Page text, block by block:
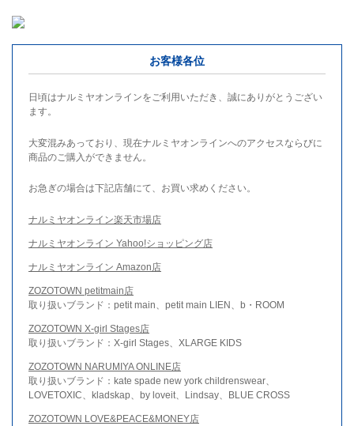
お客様各位
日頃はナルミヤオンラインをご利用いただき、誠にありがとうござい
ます。
大変混みあっており、現在ナルミヤオンラインへのアクセスならびに
商品のご購入ができません。
お急ぎの場合は下記店舗にて、お買い求めください。
ナルミヤオンライン楽天市場店
ナルミヤオンライン Yahoo!ショッピング店
ナルミヤオンライン Amazon店
ZOZOTOWN petitmain店
取り扱いブランド：petit main、petit main LIEN、b・ROOM
ZOZOTOWN X-girl Stages店
取り扱いブランド：X-girl Stages、XLARGE KIDS
ZOZOTOWN NARUMIYA ONLINE店
取り扱いブランド：kate spade new york childrenswear、
LOVETOXIC、kladskap、by loveit、Lindsay、BLUE CROSS
ZOZOTOWN LOVE&PEACE&MONEY店